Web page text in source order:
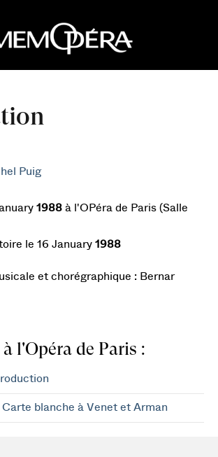
Puig
1988 à l'OPéra de Paris (Salle
le 16 January 1988
et chorégraphique : Bernar
l'Opéra de Paris :
Carte blanche à Venet et Arman